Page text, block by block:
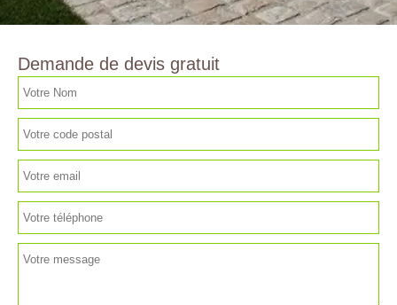
Demande de devis gratuit